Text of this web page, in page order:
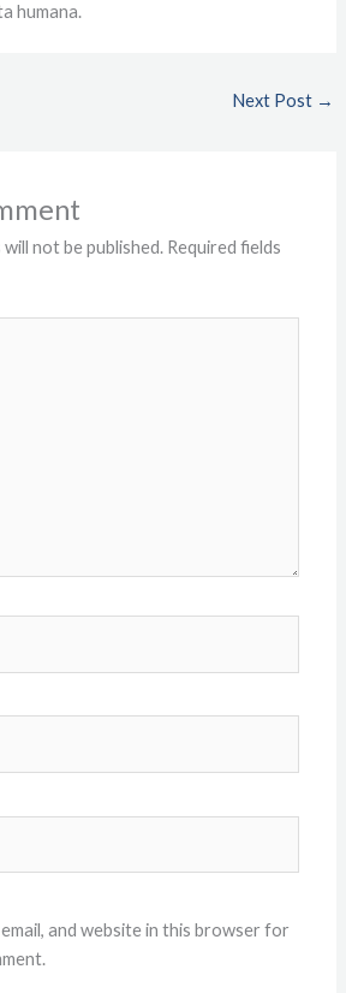
humana.
Next Post →
not be published. Required fields
email, and website in this browser for